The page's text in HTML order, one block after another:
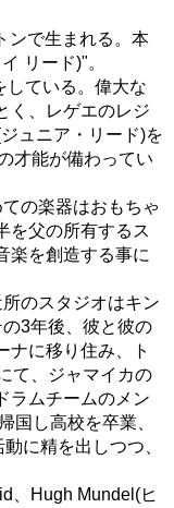
ンで生まれる。本
リード)"。
している。偉大な
く、レゲエのレジ
ュニア・リード)を
才能が備わってい
の楽器はおもちゃ
を父の所有するス
楽を創造する事に
のスタジオはキン
3年後、彼と彼の
ナに移り住み、ト
て、ジャマイカの
ラムチームのメン
国し高校を卒業、
に精を出しつつ、
、Hugh Mundel(ヒ